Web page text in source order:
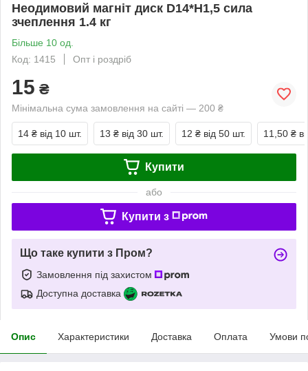
Неодимовий магніт диск D14*H1,5 сила
зчеплення 1.4 кг
Більше 10 од.
Код: 1415
Опт і роздріб
15 ₴
Мінімальна сума замовлення на сайті — 200 ₴
14 ₴ від 10 шт. 13 ₴ від 30 шт. 12 ₴ від 50 шт. 11,50 ₴
Купити
або
Купити з
Що таке купити з Пром?
Замовлення під захистом
Доступна доставка
Опис Характеристики Доставка Оплата Умови